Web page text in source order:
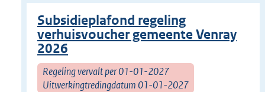
Subsidieplafond regeling
verhuisvoucher gemeente Venray
2026
Regeling vervalt per 01-01-2027
Uitwerkingtredingdatum 01-01-2027